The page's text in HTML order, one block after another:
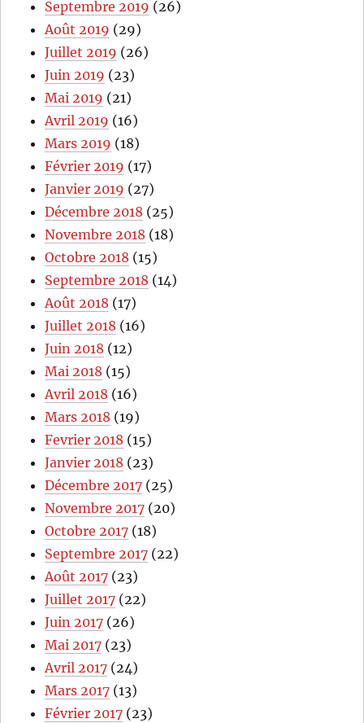
Septembre 2019 (26)
Août 2019 (29)
Juillet 2019 (26)
Juin 2019 (23)
Mai 2019 (21)
Avril 2019 (16)
Mars 2019 (18)
Février 2019 (17)
Janvier 2019 (27)
Décembre 2018 (25)
Novembre 2018 (18)
Octobre 2018 (15)
Septembre 2018 (14)
Août 2018 (17)
Juillet 2018 (16)
Juin 2018 (12)
Mai 2018 (15)
Avril 2018 (16)
Mars 2018 (19)
Fevrier 2018 (15)
Janvier 2018 (23)
Décembre 2017 (25)
Novembre 2017 (20)
Octobre 2017 (18)
Septembre 2017 (22)
Août 2017 (23)
Juillet 2017 (22)
Juin 2017 (26)
Mai 2017 (23)
Avril 2017 (24)
Mars 2017 (13)
Février 2017 (23)